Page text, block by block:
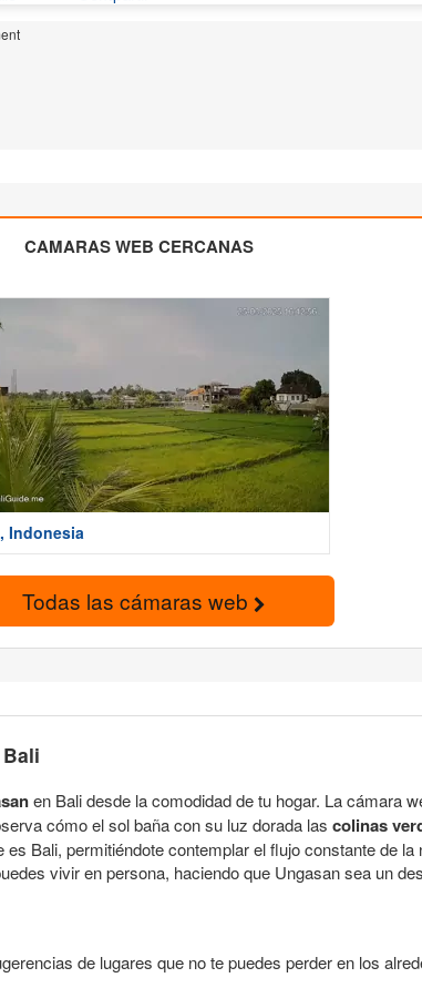
CAMARAS WEB CERCANAS
Indonesia
Todas las cámaras web
en Bali desde la comodidad de tu hogar. La cámara
cómo el sol baña con su luz dorada las colinas
Bali, permitiéndote contemplar el flujo constante de
vivir en persona, haciendo que Ungasan sea un
de lugares que no te puedes perder en los